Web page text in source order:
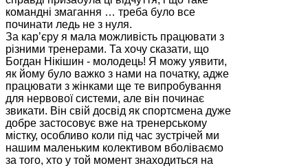
командні змагання … треба було все
починати ледь не з нуля.
За кар’єру я мала можливість працювати з
різними тренерами. Та хочу сказати, що
Богдан Нікішин - молодець! Я можу уявити,
як йому було важко з нами на початку, адже
працювати з жінками ще те випробування
для нервової системи, але він починає
звикати. Він свій досвід як спортсмена дуже
добре застосовує вже на тренерському
містку, особливо коли під час зустрічей ми
нашим маленьким колективом вболіваємо
за того, хто у той момент знаходиться на